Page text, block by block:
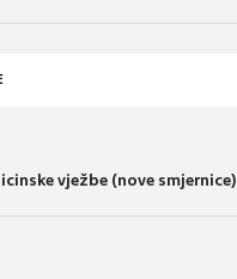
vježbe (nove smjernice)